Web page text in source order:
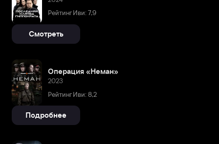
Рейтинг Иви: 7,9
Смотреть
Операция «Неман»
2023
Рейтинг Иви: 8,2
Подробнее